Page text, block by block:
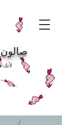
صالون
لأنك